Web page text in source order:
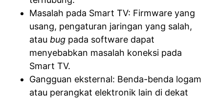
Masalah pada Smart TV: Firmware yang
usang, pengaturan jaringan yang salah,
atau bug pada software dapat
menyebabkan masalah koneksi pada
Smart TV.
Gangguan eksternal: Benda-benda logam
atau perangkat elektronik lain di dekat